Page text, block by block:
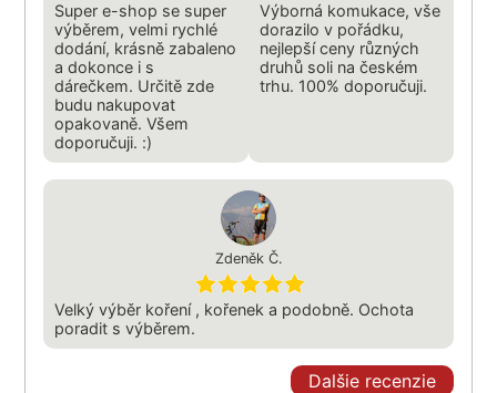
Super e-shop se super
výběrem, velmi rychlé
dodání, krásně zabaleno
a dokonce i s
dárečkem. Určitě zde
budu nakupovat
opakovaně. Všem
doporučuji. :)
Výborná komukace, vše
dorazilo v pořádku,
nejlepší ceny různých
druhů soli na českém
trhu. 100% doporučuji.
Zdeněk Č.
Velký výběr koření , kořenek a podobně. Ochota
poradit s výběrem.
Dalšie recenzie